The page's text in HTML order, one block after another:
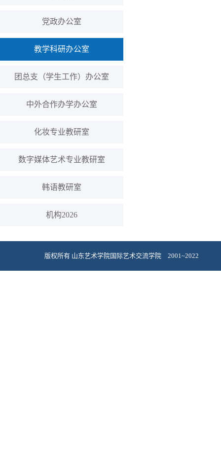
党政办公室
教学科研办公室
团总支（学生工作）办公室
中外合作办学办公室
化妆专业教研室
数字媒体艺术专业教研室
韩语教研室
机构2026
版权所有 山东艺术学院国际艺术交流学院 2001~2022